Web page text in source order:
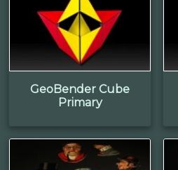
GeoBender Cube
Primary